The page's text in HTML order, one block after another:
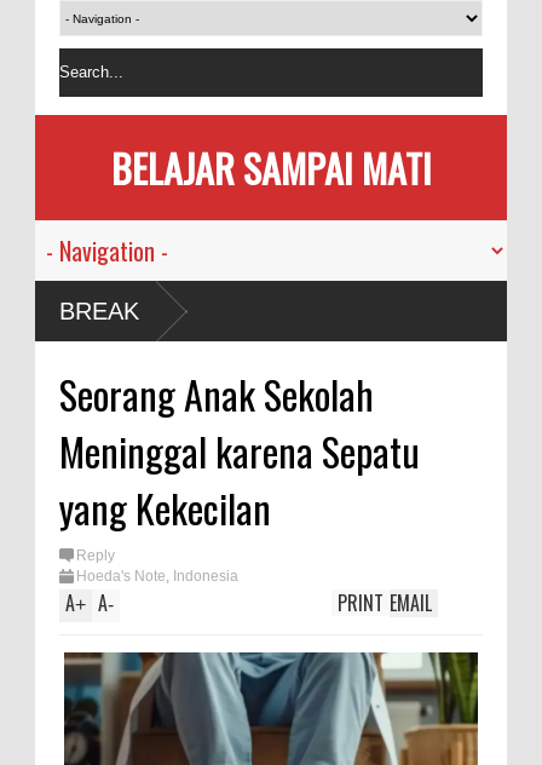
BELAJAR SAMPAI MATI
BREAK
Seorang Anak Sekolah
Meninggal karena Sepatu
yang Kekecilan
Reply
Hoeda's Note, Indonesia
A+ A- EMAIL
PRINT